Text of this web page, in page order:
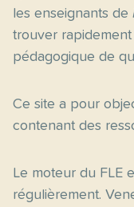
les enseignants de
trouver
pédagogique de
Ce site a pour
contenant des
Le moteur du FLE
régulièrement.